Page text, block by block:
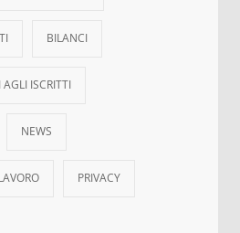
BILANCI
ISCRITTI
NEWS
PRIVACY